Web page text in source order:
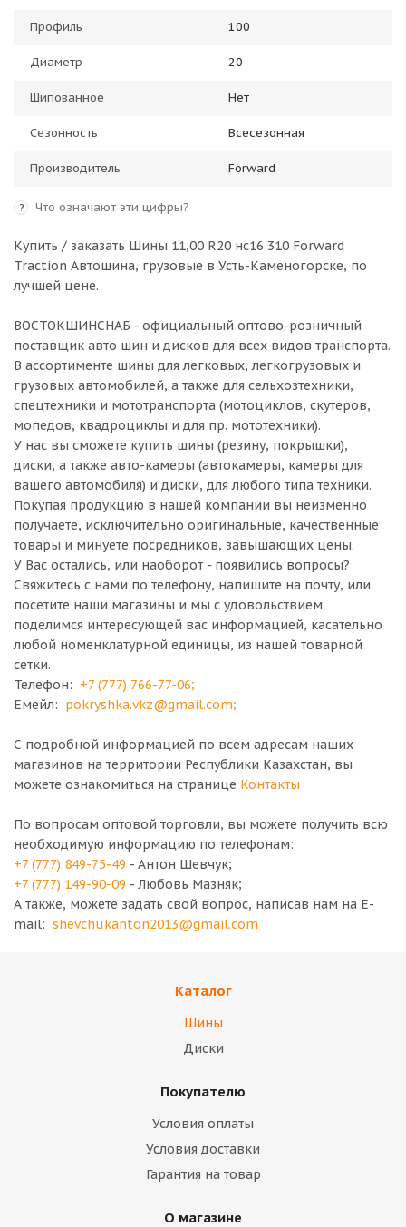
Профиль 100
Диаметр 20
Шипованное Нет
Сезонность Всесезонная
Производитель Forward
? Что означают эти цифры?
Купить / заказать Шины 11,00 R20 нс16 310 Forward
Traction Автошина, грузовые в Усть-Каменогорске, по
лучшей цене.
ВОСТОКШИНСНАБ - официальный оптово-розничный
поставщик авто шин и дисков для всех видов транспорта.
В ассортименте шины для легковых, легкогрузовых и
грузовых автомобилей, а также для сельхозтехники,
спецтехники и мототранспорта (мотоциклов, скутеров,
мопедов, квадроциклы и для пр. мототехники).
У нас вы сможете купить шины (резину, покрышки),
диски, а также авто-камеры (автокамеры, камеры для
вашего автомобиля) и диски, для любого типа техники.
Покупая продукцию в нашей компании вы неизменно
получаете, исключительно оригинальные, качественные
товары и минуете посредников, завышающих цены.
У Вас остались, или наоборот - появились вопросы?
Свяжитесь с нами по телефону, напишите на почту, или
посетите наши магазины и мы с удовольствием
поделимся интересующей вас информацией, касательно
любой номенклатурной единицы, из нашей товарной
сетки.
Телефон: +7 (777) 766-77-06;
Емейл: pokryshka.vkz@gmail.com;
С подробной информацией по всем адресам наших
магазинов на территории Республики Казахстан, вы
можете ознакомиться на странице Контакты
По вопросам оптовой торговли, вы можете получить всю
необходимую информацию по телефонам:
+7 (777) 849-75-49 - Антон Шевчук;
+7 (777) 149-90-09 - Любовь Мазняк;
А также, можете задать свой вопрос, написав нам на E-
mail: shevchukanton2013@gmail.com
Каталог
Шины
Диски
Покупателю
Условия оплаты
Условия доставки
Гарантия на товар
О магазине